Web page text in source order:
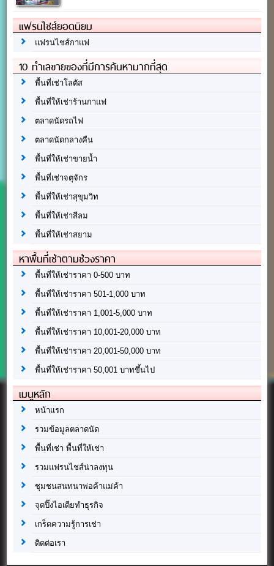
แฟรนไชส์ยอดนิยม
แฟรนไชส์กาแฟ
10 ทำเลขายของที่มีการค้นหามากที่สุด
พื้นที่เช่าโลตัส
พื้นที่ให้เช่าร้านกาแฟ
ตลาดนัดรถไฟ
ตลาดนัดกลางคืน
พื้นที่ให้เช่าขายน้ำ
พื้นที่เช่าจตุจักร
พื้นที่ให้เช่าสุขุมวิท
พื้นที่ให้เช่าสีลม
พื้นที่ให้เช่าสยาม
หาพื้นที่เช่าตามช่วงราคา
พื้นที่ให้เช่าราคา 0-500 บาท
พื้นที่ให้เช่าราคา 501-1,000 บาท
พื้นที่ให้เช่าราคา 1,001-5,000 บาท
พื้นที่ให้เช่าราคา 10,001-20,000 บาท
พื้นที่ให้เช่าราคา 20,001-50,000 บาท
พื้นที่ให้เช่าราคา 50,001 บาทขึ้นไป
เมนูหลัก
หน้าแรก
รวมข้อมูลตลาดนัด
พื้นที่เช่า พื้นที่ให้เช่า
รวมแฟรนไชส์น่าลงทุน
ชุมชนสนทนาพ่อค้าแม่ค้า
จุดปิ๊งไอเดียทำธุรกิจ
เกร็ดความรู้การเช่า
ติดต่อเรา